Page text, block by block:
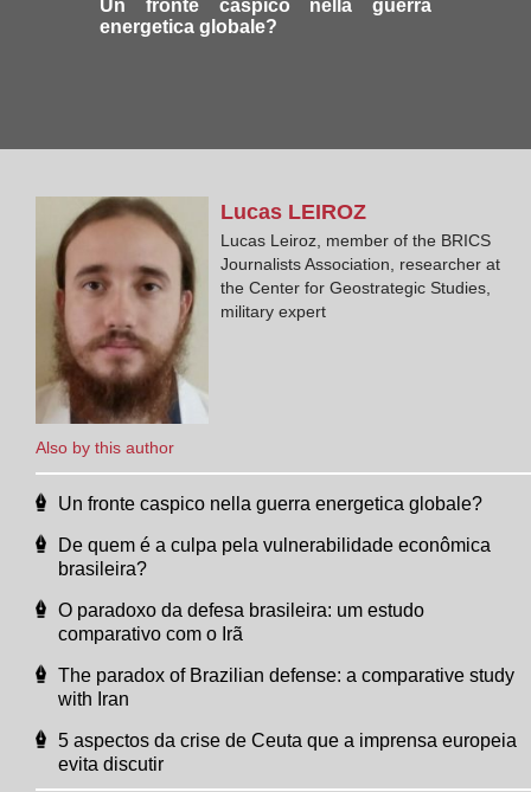
Un fronte caspico nella guerra
energetica globale?
Also by this author
Lucas LEIROZ
Lucas Leiroz, member of the BRICS
Journalists Association, researcher at
the Center for Geostrategic Studies,
military expert
Un fronte caspico nella guerra energetica globale?
De quem é a culpa pela vulnerabilidade econômica
brasileira?
O paradoxo da defesa brasileira: um estudo
comparativo com o Irã
The paradox of Brazilian defense: a comparative study
with Iran
5 aspectos da crise de Ceuta que a imprensa europeia
evita discutir